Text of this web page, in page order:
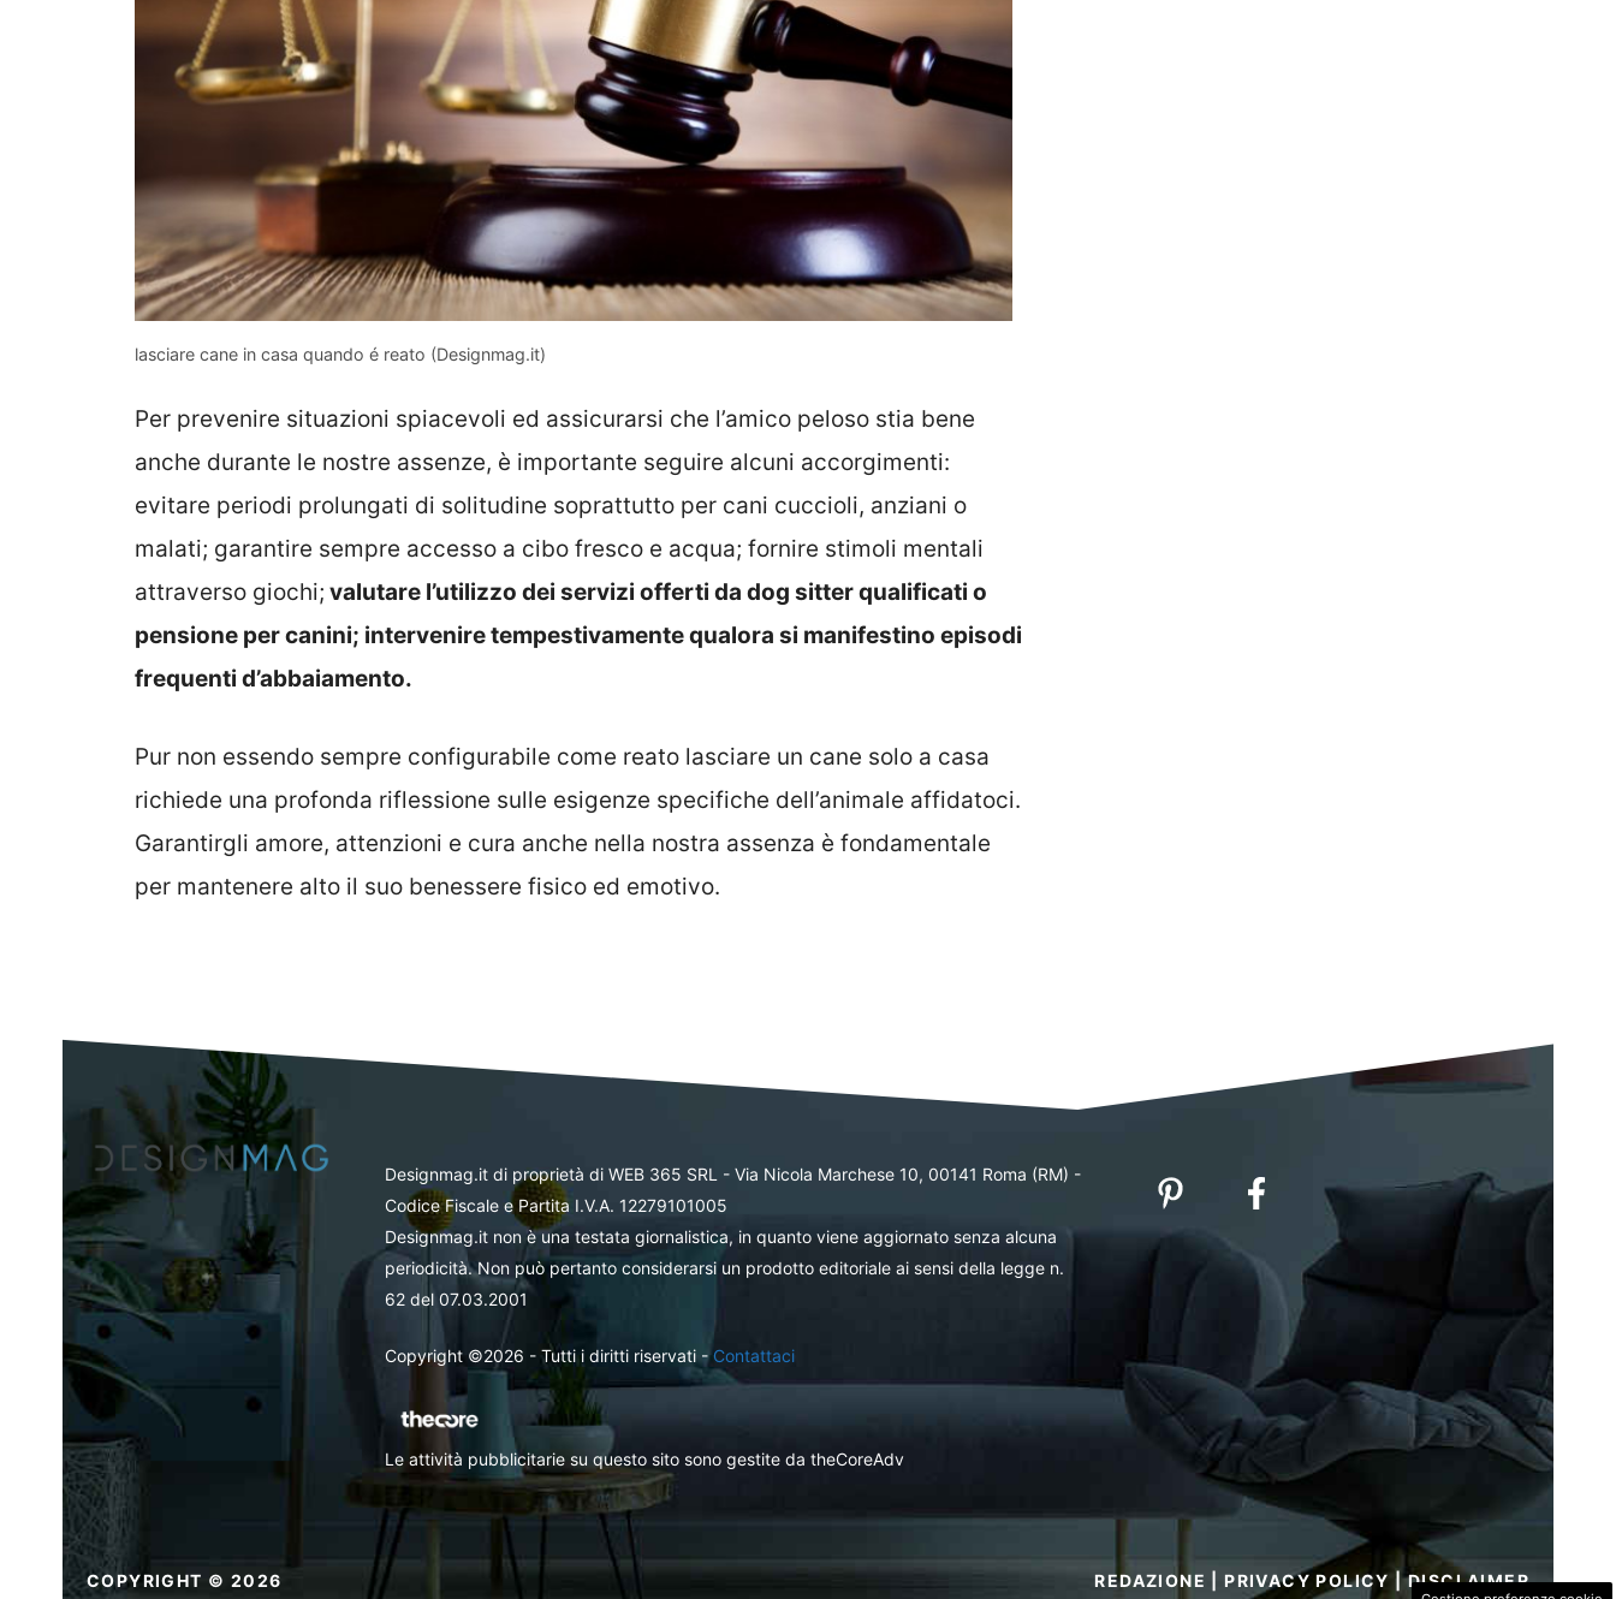
lasciare cane in casa quando é reato (Designmag.it)
Per prevenire situazioni spiacevoli ed assicurarsi che l’amico peloso stia bene
anche durante le nostre assenze, è importante seguire alcuni accorgimenti:
evitare periodi prolungati di solitudine soprattutto per cani cuccioli, anziani o
malati; garantire sempre accesso a cibo fresco e acqua; fornire stimoli mentali
attraverso giochi; valutare l’utilizzo dei servizi offerti da dog sitter qualificati o
pensione per canini; intervenire tempestivamente qualora si manifestino episodi
frequenti d’abbaiamento.
Pur non essendo sempre configurabile come reato lasciare un cane solo a casa
richiede una profonda riflessione sulle esigenze specifiche dell’animale affidatoci.
Garantirgli amore, attenzioni e cura anche nella nostra assenza è fondamentale
per mantenere alto il suo benessere fisico ed emotivo.
Designmag.it di proprietà di WEB 365 SRL - Via Nicola Marchese 10, 00141 Roma (RM) -
Codice Fiscale e Partita I.V.A. 12279101005
Designmag.it non è una testata giornalistica, in quanto viene aggiornato senza alcuna
periodicità. Non può pertanto considerarsi un prodotto editoriale ai sensi della legge n.
62 del 07.03.2001
Copyright ©2026 - Tutti i diritti riservati -Contattaci
Le attività pubblicitarie su questo sito sono gestite da theCoreAdv
COPYRIGHT © 2026 REDAZIONE PRIVACY POLICY |DISCLAIMER